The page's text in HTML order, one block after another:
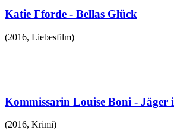
Katie Fforde - Bellas Glück
(2016, Liebesfilm)
Kommissarin Louise Boni - Jäger
(2016, Krimi)